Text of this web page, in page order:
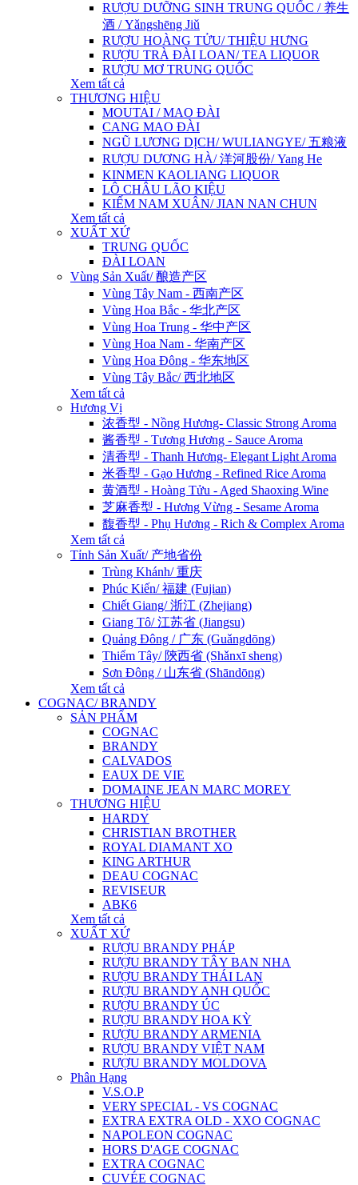
RƯỢU DƯỠNG SINH TRUNG QUỐC / 养生
酒 / Yǎngshēng Jiǔ
RƯỢU HOÀNG TỬU/ THIỆU HƯNG
RƯỢU TRÀ ĐÀI LOAN/ TEA LIQUOR
RƯỢU MƠ TRUNG QUỐC
Xem tất cả
THƯƠNG HIỆU
MOUTAI / MAO ĐÀI
CANG MAO ĐÀI
NGŨ LƯƠNG DỊCH/ WULIANGYE/ 五粮液
RƯỢU DƯƠNG HÀ/ 洋河股份/ Yang He
KINMEN KAOLIANG LIQUOR
LÔ CHÂU LÃO KIỆU
KIẾM NAM XUÂN/ JIAN NAN CHUN
Xem tất cả
XUẤT XỨ
TRUNG QUỐC
ĐÀI LOAN
Vùng Sản Xuất/ 酿造产区
Vùng Tây Nam - 西南产区
Vùng Hoa Bắc - 华北产区
Vùng Hoa Trung - 华中产区
Vùng Hoa Nam - 华南产区
Vùng Hoa Đông - 华东地区
Vùng Tây Bắc/ 西北地区
Xem tất cả
Hương Vị
浓香型 - Nồng Hương- Classic Strong Aroma
酱香型 - Tương Hương - Sauce Aroma
清香型 - Thanh Hương- Elegant Light Aroma
米香型 - Gạo Hương - Refined Rice Aroma
黄酒型 - Hoàng Tửu - Aged Shaoxing Wine
芝麻香型 - Hương Vừng - Sesame Aroma
馥香型 - Phụ Hương - Rich & Complex Aroma
Xem tất cả
Tỉnh Sản Xuất/ 产地省份
Trùng Khánh/ 重庆
Phúc Kiến/ 福建 (Fujian)
Chiết Giang/ 浙江 (Zhejiang)
Giang Tô/ 江苏省 (Jiangsu)
Quảng Đông / 广东 (Guǎngdōng)
Thiểm Tây/ 陝西省 (Shǎnxī sheng)
Sơn Đông / 山东省 (Shāndōng)
Xem tất cả
COGNAC/ BRANDY
SẢN PHẨM
COGNAC
BRANDY
CALVADOS
EAUX DE VIE
DOMAINE JEAN MARC MOREY
THƯƠNG HIỆU
HARDY
CHRISTIAN BROTHER
ROYAL DIAMANT XO
KING ARTHUR
DEAU COGNAC
REVISEUR
ABK6
Xem tất cả
XUẤT XỨ
RƯỢU BRANDY PHÁP
RƯỢU BRANDY TÂY BAN NHA
RƯỢU BRANDY THÁI LAN
RƯỢU BRANDY ANH QUỐC
RƯỢU BRANDY ÚC
RƯỢU BRANDY HOA KỲ
RƯỢU BRANDY ARMENIA
RƯỢU BRANDY VIỆT NAM
RƯỢU BRANDY MOLDOVA
Phân Hạng
V.S.O.P
VERY SPECIAL - VS COGNAC
EXTRA EXTRA OLD - XXO COGNAC
NAPOLEON COGNAC
HORS D'AGE COGNAC
EXTRA COGNAC
CUVÉE COGNAC